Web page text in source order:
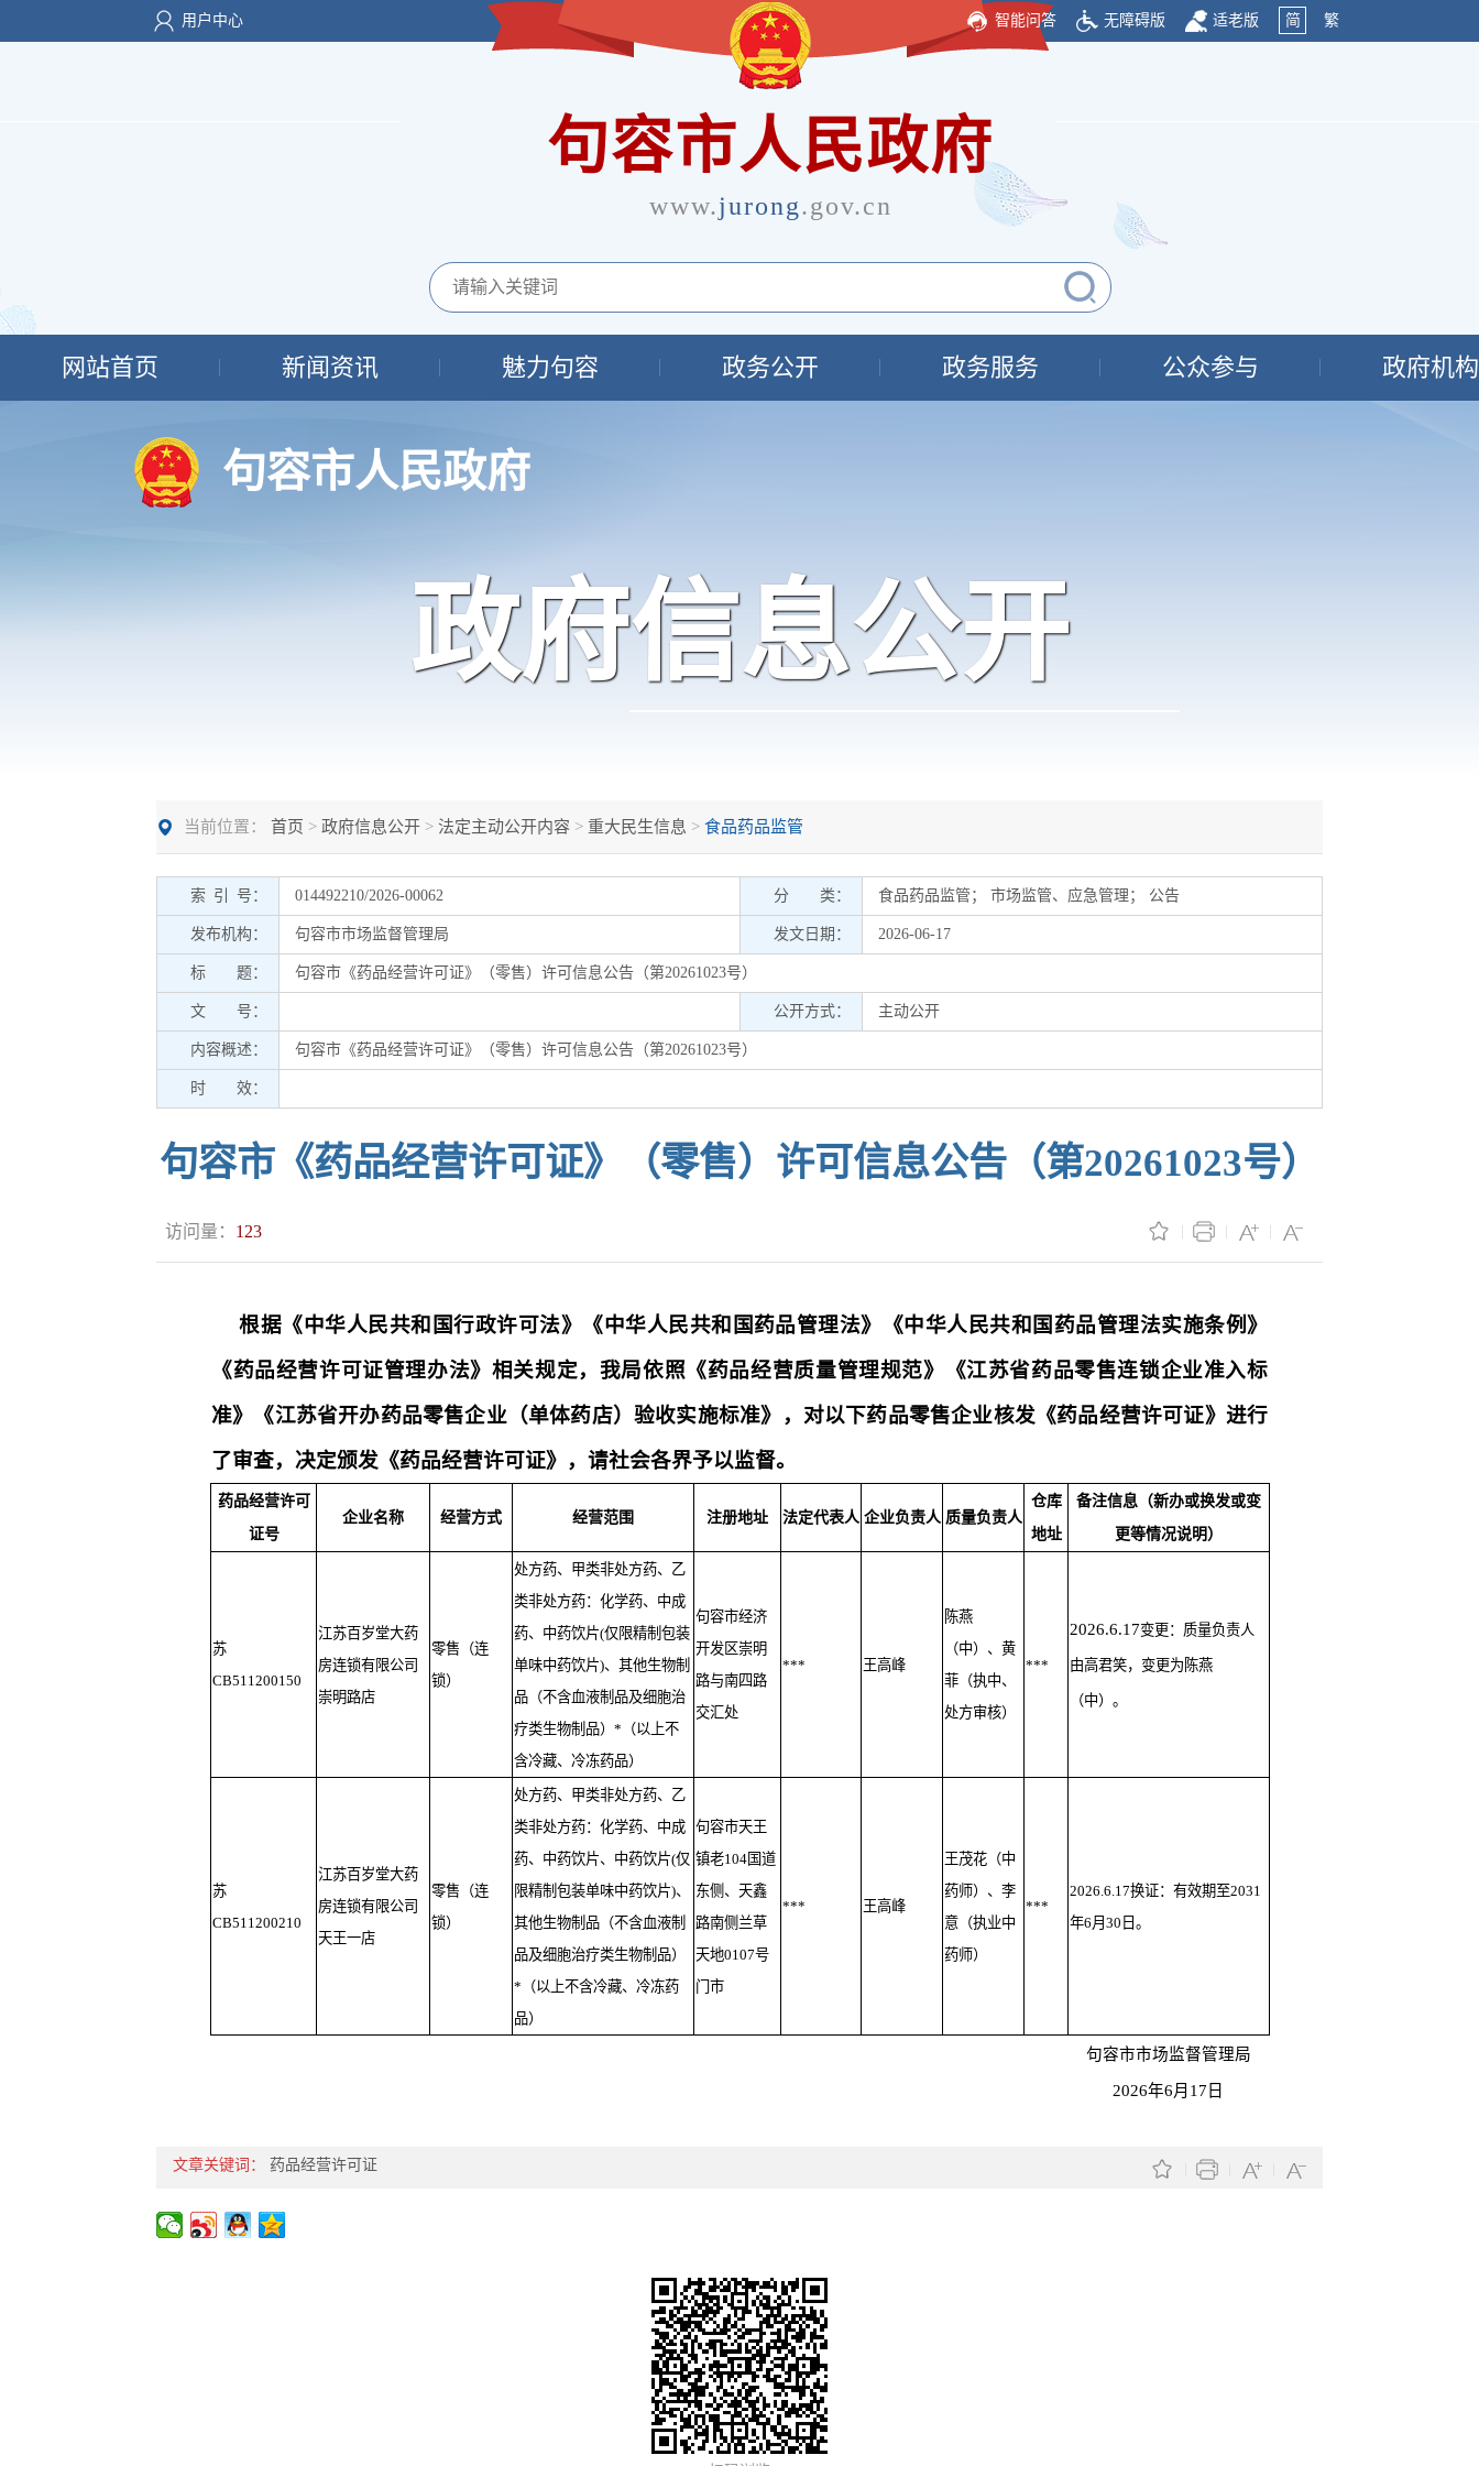
用户中心 智能问答 无障碍版 适老版 简 繁
句容市人民政府
www.jurong.gov.cn
网站首页 新闻资讯 魅力句容 政务公开 政务服务 公众参与 政府机构
句容市人民政府
政府信息公开
当前位置： 首页 > 政府信息公开 > 法定主动公开内容 > 重大民生信息 > 食品药品监管
索 引 号： 014492210/2026-00062 分 类： 食品药品监管 ； 市场监管、应急管理 ； 公告
发布机构： 句容市市场监督管理局 发文日期： 2026-06-17
标 题： 句容市《药品经营许可证》（零售）许可信息公告（第20261023号）
文 号： 公开方式： 主动公开
内容概述： 句容市《药品经营许可证》（零售）许可信息公告（第20261023号）
时 效：
句容市《药品经营许可证》（零售）许可信息公告（第20261023号）
访问量： 123
根据《中华人民共和国行政许可法》《中华人民共和国药品管理法》《中华人民共和国药品管理法实施条例》
《药品经营许可证管理办法》相关规定，我局依照《药品经营质量管理规范》《江苏省药品零售连锁企业准入标
准》《江苏省开办药品零售企业（单体药店）验收实施标准》，对以下药品零售企业核发《药品经营许可证》进行
了审查，决定颁发《药品经营许可证》，请社会各界予以监督。
药品经营许可
证号
企业名称 经营方式 经营范围 注册地址 法定代表人 企业负责人 质量负责人
仓库
地址
备注信息（新办或换发或变
更等情况说明）
苏
CB511200150
江苏百岁堂大药
房连锁有限公司
崇明路店
零售（连
锁）
处方药、甲类非处方药、乙
类非处方药：化学药、中成
药、中药饮片(仅限精制包装
单味中药饮片)、其他生物制
品（不含血液制品及细胞治
疗类生物制品）*（以上不
含冷藏、冷冻药品）
句容市经济
开发区崇明
路与南四路
交汇处
*** 王高峰
陈燕
（中）、黄
菲（执中、
处方审核）
***
2026.6.17变更：质量负责人
由高君笑，变更为陈燕
（中）。
苏
CB511200210
江苏百岁堂大药
房连锁有限公司
天王一店
零售（连
锁）
处方药、甲类非处方药、乙
类非处方药：化学药、中成
药、中药饮片、中药饮片(仅
限精制包装单味中药饮片)、
其他生物制品（不含血液制
品及细胞治疗类生物制品）
*（以上不含冷藏、冷冻药
品）
句容市天王
镇老104国道
东侧、天鑫
路南侧兰草
天地0107号
门市
*** 王高峰
王茂花（中
药师）、李
意（执业中
药师）
***
2026.6.17换证：有效期至2031
年6月30日。
句容市市场监督管理局
2026年6月17日
文章关键词： 药品经营许可证